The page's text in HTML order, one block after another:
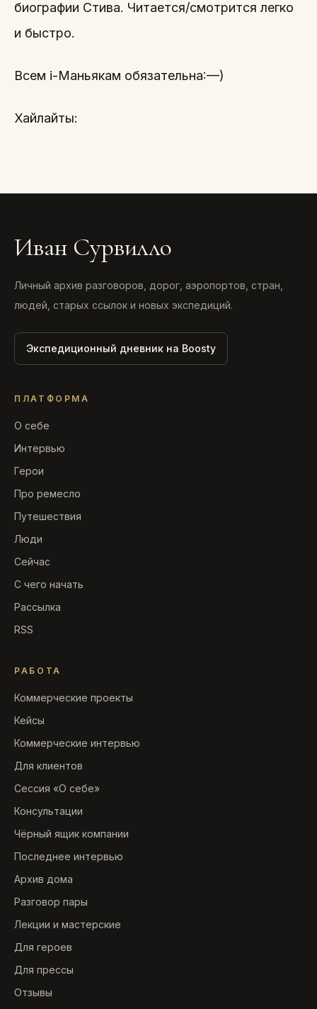
биографии Стива. Читается/смотрится легко
и быстро.
Всем i-Маньякам обязательна:—)
Хайлайты:
Иван Сурвилло
Личный архив разговоров, дорог, аэропортов, стран,
людей, старых ссылок и новых экспедиций.
Экспедиционный дневник на Boosty
ПЛАТФОРМА
О себе
Интервью
Герои
Про ремесло
Путешествия
Люди
Сейчас
С чего начать
Рассылка
RSS
РАБОТА
Коммерческие проекты
Кейсы
Коммерческие интервью
Для клиентов
Сессия «О себе»
Консультации
Чёрный ящик компании
Последнее интервью
Архив дома
Разговор пары
Лекции и мастерские
Для героев
Для прессы
Отзывы